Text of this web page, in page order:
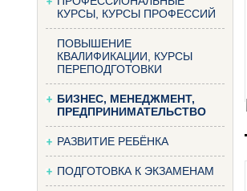
КУРСЫ, КУРСЫ ПРОФЕССИЙ
ПОВЫШЕНИЕ
КВАЛИФИКАЦИИ, КУРСЫ
ПЕРЕПОДГОТОВКИ
БИЗНЕС, МЕНЕДЖМЕНТ,
ПРЕДПРИНИМАТЕЛЬСТВО
РАЗВИТИЕ РЕБЁНКА
ПОДГОТОВКА К ЭКЗАМЕНАМ